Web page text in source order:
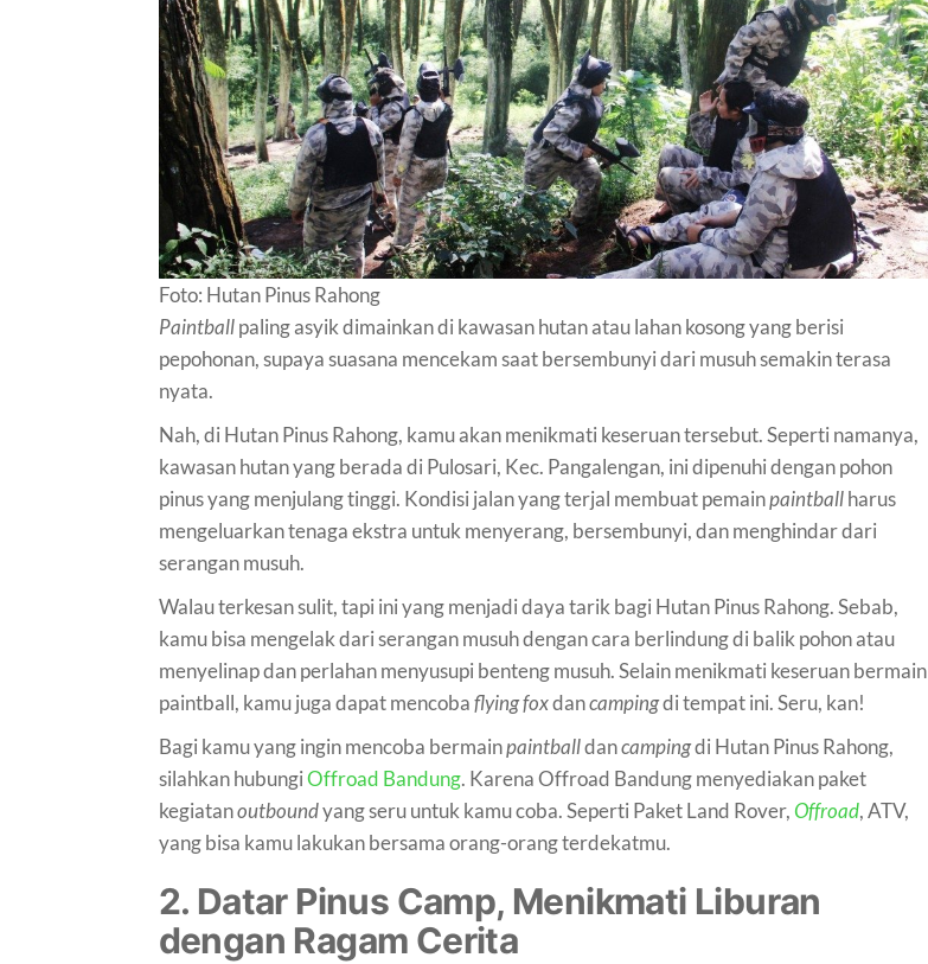
Foto: Hutan Pinus Rahong
Paintballpaling asyik dimainkan di kawasan hutan atau lahan kosong yang berisi
pepohonan, supaya suasana mencekam saat bersembunyi dari musuh semakin terasa
nyata.
Nah, di Hutan Pinus Rahong, kamu akan menikmati keseruan tersebut. Seperti namanya,
kawasan hutan yang berada di Pulosari, Kec. Pangalengan, ini dipenuhi dengan pohon
pinus yang menjulang tinggi. Kondisi jalan yang terjal membuat pemainpaintballharus
mengeluarkan tenaga ekstra untuk menyerang, bersembunyi, dan menghindar dari
serangan musuh.
Walau terkesan sulit, tapi ini yang menjadi daya tarik bagi Hutan Pinus Rahong. Sebab,
kamu bisa mengelak dari serangan musuh dengan cara berlindung di balik pohon atau
menyelinap dan perlahan menyusupi benteng musuh. Selain menikmati keseruan bermain
paintball, kamu juga dapat mencobaflying foxdancampingdi tempat ini. Seru, kan!
Bagi kamu yang ingin mencoba bermainpaintballdancampingdi Hutan Pinus Rahong,
silahkan hubungiOffroad Bandung. Karena Offroad Bandung menyediakan paket
kegiatanoutboundyang seru untuk kamu coba. Seperti Paket Land Rover,Offroad, ATV,
yang bisa kamu lakukan bersama orang-orang terdekatmu.
2. Datar Pinus Camp, Menikmati Liburan
dengan Ragam Cerita